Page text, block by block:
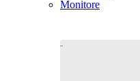
Monitore